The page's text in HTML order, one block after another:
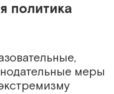
политика
меры